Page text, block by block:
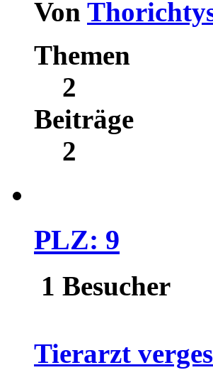
Von
Themen
2
Beiträge
2
PLZ: 9
1 Besucher
Tierarzt